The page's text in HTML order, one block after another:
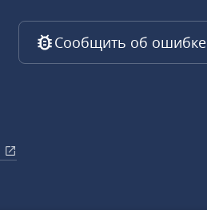
Сообщить об ошибке